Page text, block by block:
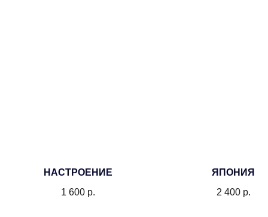
НАСТРОЕНИЕ
1 600 р.
ЯПОНИЯ
2 400 р.